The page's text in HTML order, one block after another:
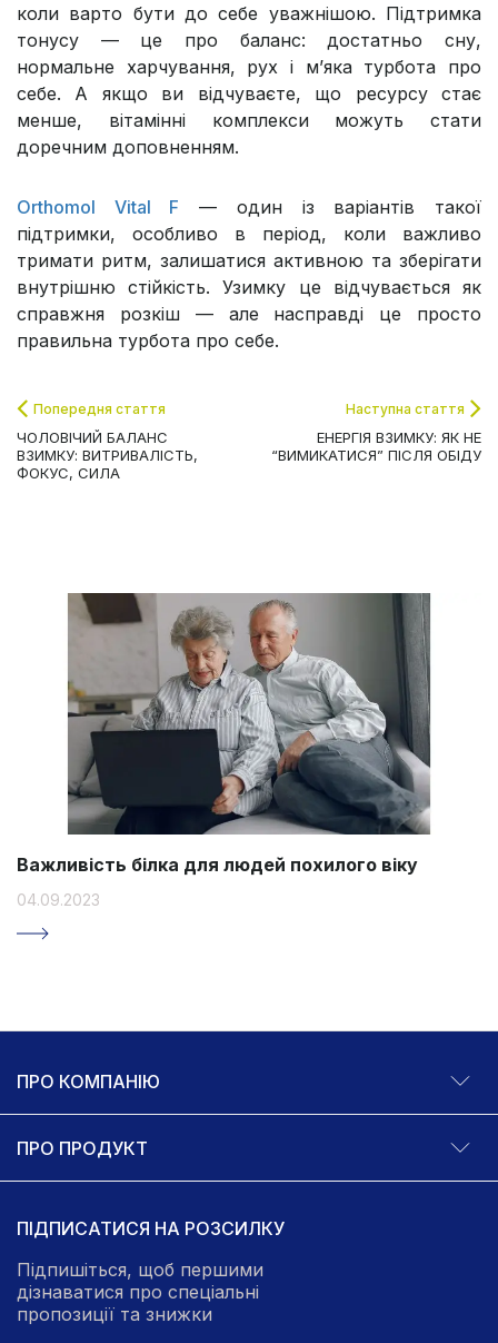
Важливість білка для людей похилого віку
04.09.2023
коли варто бути до себе уважнішою. Підтримка
тонусу — це про баланс: достатньо сну,
нормальне харчування, рух і м’яка турбота про
себе. А якщо ви відчуваєте, що ресурсу стає
менше, вітамінні комплекси можуть стати
доречним доповненням.
Orthomol Vital F — один із варіантів такої
підтримки, особливо в період, коли важливо
тримати ритм, залишатися активною та зберігати
внутрішню стійкість. Узимку це відчувається як
справжня розкіш — але насправді це просто
правильна турбота про себе.
Попередня стаття
ЧОЛОВІЧИЙ БАЛАНС
ВЗИМКУ: ВИТРИВАЛІСТЬ,
ФОКУС, СИЛА
Наступна стаття
ЕНЕРГІЯ ВЗИМКУ: ЯК НЕ
“ВИМИКАТИСЯ” ПІСЛЯ ОБІДУ
ПРО КОМПАНІЮ
ПРО ПРОДУКТ
ПІДПИСАТИСЯ НА РОЗСИЛКУ
Підпишіться, щоб першими
дізнаватися про спеціальні
пропозиції та знижки